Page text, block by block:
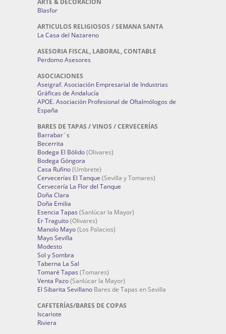
ARTE & DECORACIÓN
Blasfor
ARTICULOS RELIGIOSOS / SEMANA SANTA
La Casa del Nazareno
ASESORIA FISCAL, LABORAL, CONTABLE
Perdomo Asesores
ASOCIACIONES
Aseigraf. Asociación Empresarial de Industrias
Gráficas de Andalucía
APOE. Asociación Profesional de Oftalmólogos de
España
BARES DE TAPAS / VINOS / CERVECERÍAS
Barrabar´s
Becerrita
Bodega El Bólido(Olivares)
Bodega Góngora
Casa Rufino(Umbrete)
Cervecerías El Tanque (Sevilla y Tomares)
Cervecería La Flor del Tanque
Doña Clara
Doña Emilia
Esencia Tapas (Sanlúcar la Mayor)
Er Traguito(Olivares)
Manolo Mayo(Los Palacios)
Mayo Sevilla
Modesto
Sol y Sombra
Taberna La Sal
Tomaré Tapas (Tomares)
Venta Pazo(Sanlúcar la Mayor)
El Sibarita Sevillano Bares de Tapas en Sevilla
CAFETERÍAS/BARES DE COPAS
Iscariote
Riviera